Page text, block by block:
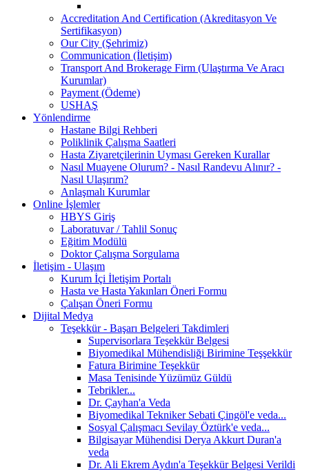
Accreditation And Certification (Akreditasyon Ve
Sertifikasyon)
Our City (Şehrimiz)
Communication (İletişim)
Transport And Brokerage Firm (Ulaştırma Ve Aracı
Kurumlar)
Payment (Ödeme)
USHAŞ
Yönlendirme
Hastane Bilgi Rehberi
Poliklinik Çalışma Saatleri
Hasta Ziyaretçilerinin Uyması Gereken Kurallar
Nasıl Muayene Olurum? - Nasıl Randevu Alınır? -
Nasıl Ulaşırım?
Anlaşmalı Kurumlar
Online İşlemler
HBYS Giriş
Laboratuvar / Tahlil Sonuç
Eğitim Modülü
Doktor Çalışma Sorgulama
İletişim - Ulaşım
Kurum İçi İletişim Portalı
Hasta ve Hasta Yakınları Öneri Formu
Çalışan Öneri Formu
Dijital Medya
Teşekkür - Başarı Belgeleri Takdimleri
Supervisorlara Teşekkür Belgesi
Biyomedikal Mühendisliği Birimine Teşşekkür
Fatura Birimine Teşekkür
Masa Tenisinde Yüzümüz Güldü
Tebrikler...
Dr. Çayhan'a Veda
Biyomedikal Tekniker Sebati Çingöl'e veda...
Sosyal Çalışmacı Sevilay Öztürk'e veda...
Bilgisayar Mühendisi Derya Akkurt Duran'a
veda
Dr. Ali Ekrem Aydın'a Teşekkür Belgesi Verildi